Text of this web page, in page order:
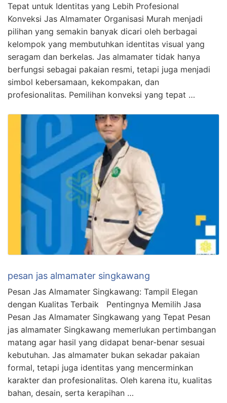
Tepat untuk Identitas yang Lebih Profesional
Konveksi Jas Almamater Organisasi Murah menjadi
pilihan yang semakin banyak dicari oleh berbagai
kelompok yang membutuhkan identitas visual yang
seragam dan berkelas. Jas almamater tidak hanya
berfungsi sebagai pakaian resmi, tetapi juga menjadi
simbol kebersamaan, kekompakan, dan
profesionalitas. Pemilihan konveksi yang tepat …
pesan jas almamater singkawang
Pesan Jas Almamater Singkawang: Tampil Elegan
dengan Kualitas Terbaik Pentingnya Memilih Jasa
Pesan Jas Almamater Singkawang yang Tepat Pesan
jas almamater Singkawang memerlukan pertimbangan
matang agar hasil yang didapat benar-benar sesuai
kebutuhan. Jas almamater bukan sekadar pakaian
formal, tetapi juga identitas yang mencerminkan
karakter dan profesionalitas. Oleh karena itu, kualitas
bahan, desain, serta kerapihan …